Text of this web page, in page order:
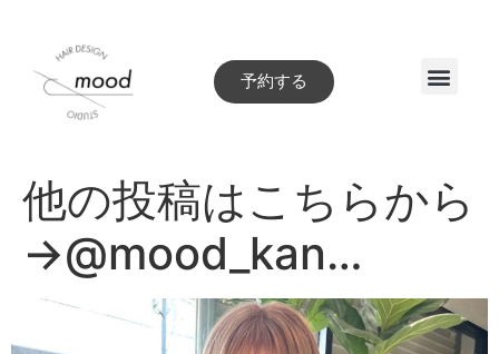
予約する
他の投稿はこちらから
→@mood_kan…